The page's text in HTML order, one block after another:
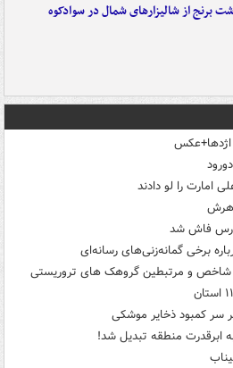
برنج از شالیزارهای شمال در سوادکوه
امارت را لو دادند
برخی گمانه‌زنی‌های رسانه‌ای
سر کمبود ذخایر موشکی
به ابرقدرت منطقه تبدیل شد!